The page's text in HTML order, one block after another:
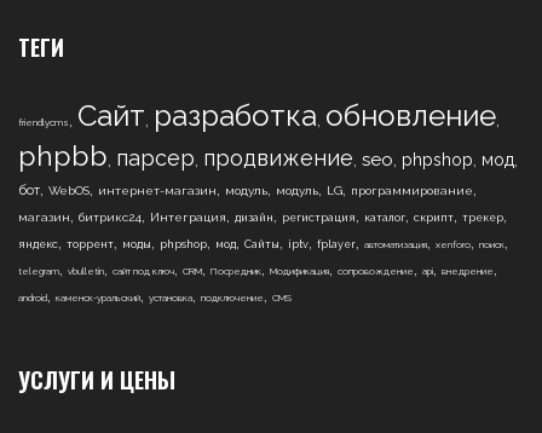
ТЕГИ
friendlycms , Сайт, разработка, обновление,
phpbb, парсер, продвижение, seo, phpshop, мод,
бот, WebOS, интернет-магазин, модуль, модуль, LG, программирование,
магазин, битрикс24, Интеграция, дизайн , регистрация , каталог, скрипт, трекер,
яндекс, торрент, моды , phpshop, мод, Сайты , iptv, fplayer, автоматизация, xenforo, поиск,
telegram, vbulletin, сайт под ключ, CRM, Посредник, Модификация, сопровождение , api, внедрение ,
android, каменск-уральский, установка, подключение , CMS
УСЛУГИ И ЦЕНЫ